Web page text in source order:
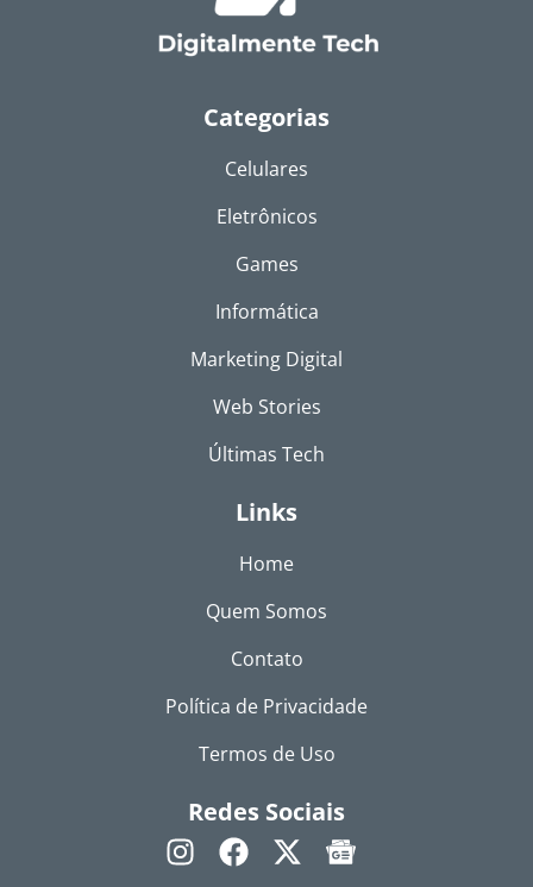
Categorias
Celulares
Eletrônicos
Games
Informática
Marketing Digital
Web Stories
Últimas Tech
Links
Home
Quem Somos
Contato
Política de Privacidade
Termos de Uso
Redes Sociais